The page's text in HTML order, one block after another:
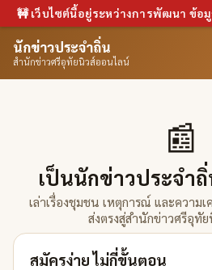
🚧 เว็บไซต์นี้อยู่ระหว่างการพัฒนา ข้อ
นักข่าวประจำถิ่น
สำนักข่าวศรีอุทัยนิวส์ออนไลน์
📰
เป็นนักข่าวประจำ
เล่าเรื่องชุมชน เหตุการณ์ และควา
ส่งตรงสู่สำนักข่าวศรีอุทั
สมัครง่าย ไม่กี่ขั้นตอน